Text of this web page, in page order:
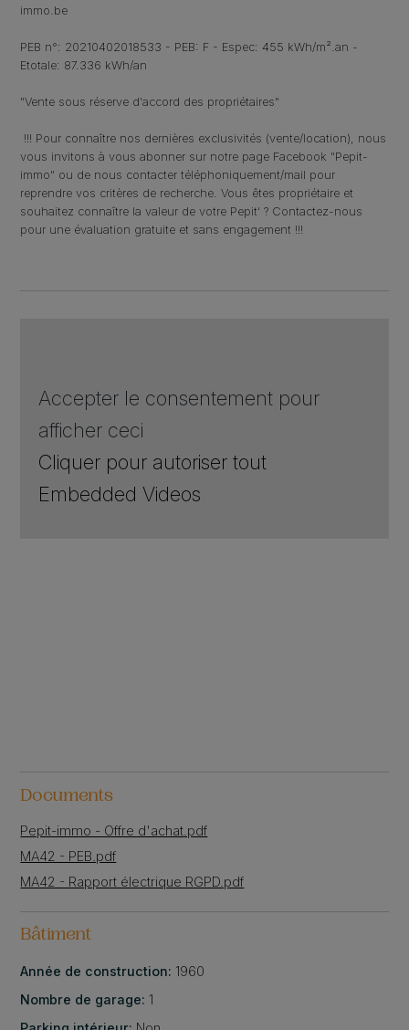
immo.be
PEB n°: 20210402018533 - PEB: F - Espec: 455 kWh/m².an -
Etotale: 87.336 kWh/an
"Vente sous réserve d'accord des propriétaires"
!!! Pour connaître nos dernières exclusivités (vente/location), nous
vous invitons à vous abonner sur notre page Facebook "Pepit-
immo" ou de nous contacter téléphoniquement/mail pour
reprendre vos critères de recherche. Vous êtes propriétaire et
souhaitez connaître la valeur de votre Pepit' ? Contactez-nous
pour une évaluation gratuite et sans engagement !!!
Accepter le consentement pour
afficher ceci
Cliquer pour autoriser tout
Embedded Videos
Documents
Pepit-immo - Offre d'achat.pdf
MA42 - PEB.pdf
MA42 - Rapport électrique RGPD.pdf
Bâtiment
Année de construction: 1960
Nombre de garage: 1